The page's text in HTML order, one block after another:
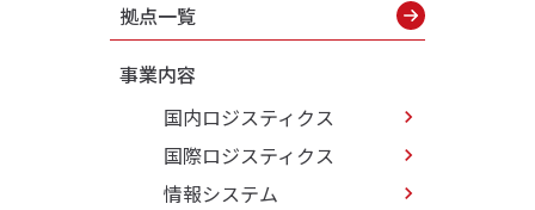
拠点一覧
事業内容
国内ロジスティクス
国際ロジスティクス
情報システム